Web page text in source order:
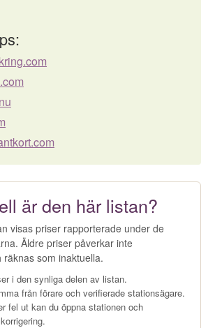
är den här listan?
visas priser rapporterade under de
Äldre priser påverkar inte
som inaktuella.
i den synliga delen av listan.
från förare och verifierade stationsägare.
fel ut kan du öppna stationen och